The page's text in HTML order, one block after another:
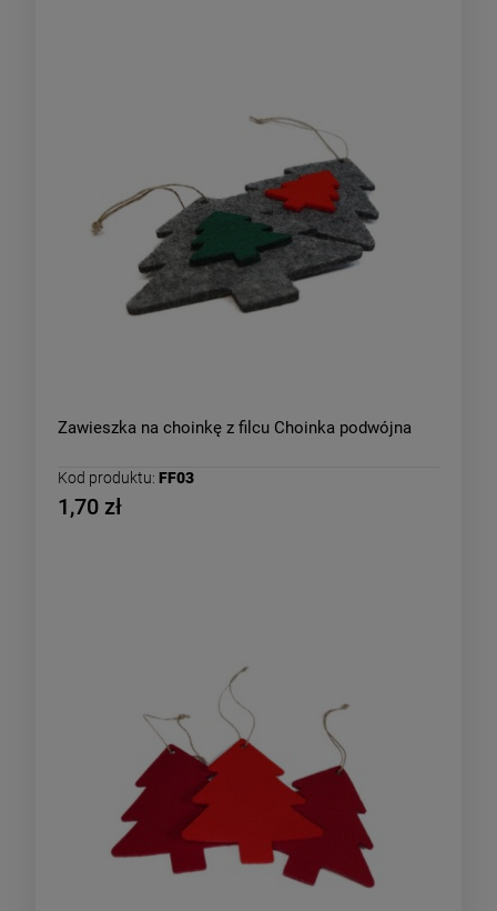
Zawieszka na choinkę z filcu Choinka podwójna
Kod produktu: FF03
1,70 zł